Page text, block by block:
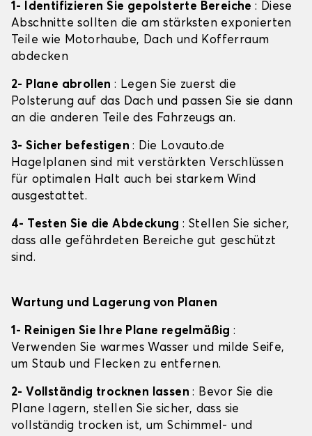
1- Identifizieren Sie gepolsterte Bereiche: Diese
Abschnitte sollten die am stärksten exponierten
Teile wie Motorhaube, Dach und Kofferraum
abdecken
2- Plane abrollen: Legen Sie zuerst die
Polsterung auf das Dach und passen Sie sie dann
an die anderen Teile des Fahrzeugs an.
3- Sicher befestigen: Die Lovauto.de
Hagelplanen sind mit verstärkten Verschlüssen
für optimalen Halt auch bei starkem Wind
ausgestattet.
4- Testen Sie die Abdeckung: Stellen Sie sicher,
dass alle gefährdeten Bereiche gut geschützt
sind.
Wartung und Lagerung von Planen
1- Reinigen Sie Ihre Plane regelmäßig:
Verwenden Sie warmes Wasser und milde Seife,
um Staub und Flecken zu entfernen.
2- Vollständig trocknen lassen: Bevor Sie die
Plane lagern, stellen Sie sicher, dass sie
vollständig trocken ist, um Schimmel- und